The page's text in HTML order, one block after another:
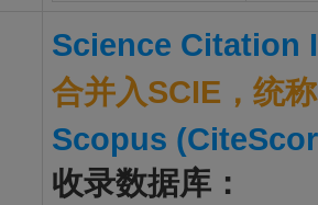
Science Citation
合并入SCIE，统
Scopus
收录数据库：